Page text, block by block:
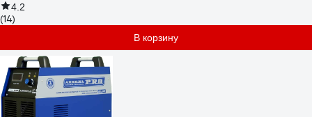
4.2
(14)
В корзину